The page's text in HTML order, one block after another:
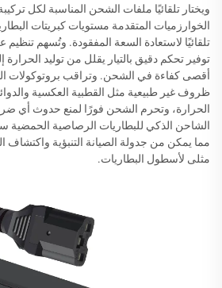
ويختار تلقائيًا ملفات الشحن المناسبة لكل
الخوارزميات المتقدمة مستويات كبريتات
توفير تحكم دقيق بالتيار يقلل من توليد الحرارة
أقصى كفاءة في الشحن. وتراقب بروتوكولات
ظروف غير طبيعية مثل القطبية العكسية
الحرارة، وتحرم الشحن فورًا لمنع حدوث أي
الشاحن الذكي للبطاريات الرصاصية الحمضية
مما يمكن من جدولة الصيانة التنبؤية واكتشاف
مثلى لأسطول البطاريات.